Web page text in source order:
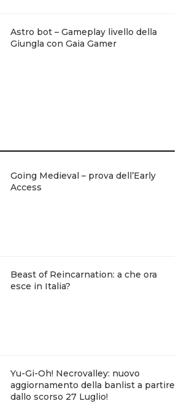
Astro bot – Gameplay livello della
Giungla con Gaia Gamer
Going Medieval – prova dell’Early
Access
Beast of Reincarnation: a che ora
esce in Italia?
Yu-Gi-Oh! Necrovalley: nuovo
aggiornamento della banlist a partire
dallo scorso 27 Luglio!